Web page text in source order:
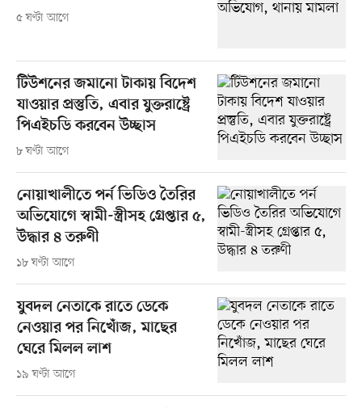
৫ ঘণ্টা আগে
টিউশনের জমানো টাকায় বিদেশ
যাওয়ার প্রস্তুতি, এবার যুক্তরাষ্ট্রে
পিএইচডি করবেন উচ্ছাস
৮ ঘণ্টা আগে
নোয়াখালীতে পর্ন ভিডিও তৈরির
অভিযোগে স্বামী-স্ত্রীসহ গ্রেপ্তার ৫,
উদ্ধার ৪ তরুণী
১৮ ঘণ্টা আগে
যুবদল নেতাকে রাতে ডেকে
নেওয়ার পর নিখোঁজ, মাছের
ঘেরে মিলল লাশ
১৯ ঘণ্টা আগে